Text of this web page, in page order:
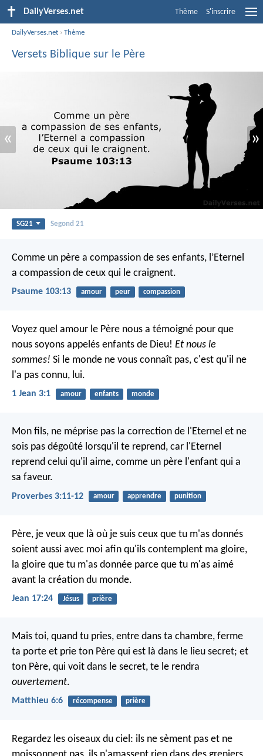
DailyVerses.net Thème S'inscrire
DailyVerses.net ›Thème
Versets Biblique sur le Père
« »
SG21 Segond 21
Comme un père a compassion de ses enfants, l’Eternel
a compassion de ceux qui le craignent.
Psaume 103:13 amour peur compassion
Voyez quel amour le Père nous a témoigné pour que
nous soyons appelés enfants de Dieu! Et nous le
sommes! Si le monde ne vous connaît pas, c'est qu'il ne
l'a pas connu, lui.
1 Jean 3:1 amour enfants monde
Mon fils, ne méprise pas la correction de l'Eternel et ne
sois pas dégoûté lorsqu'il te reprend, car l'Eternel
reprend celui qu'il aime, comme un père l'enfant qui a
sa faveur.
Proverbes 3:11-12 amour apprendre punition
Père, je veux que là où je suis ceux que tu m'as donnés
soient aussi avec moi afin qu'ils contemplent ma gloire,
la gloire que tu m'as donnée parce que tu m'as aimé
avant la création du monde.
Jean 17:24 Jésus prière
Mais toi, quand tu pries, entre dans ta chambre, ferme
ta porte et prie ton Père qui est là dans le lieu secret; et
ton Père, qui voit dans le secret, te le rendra
ouvertement.
Matthieu 6:6 récompense prière
Regardez les oiseaux du ciel: ils ne sèment pas et ne